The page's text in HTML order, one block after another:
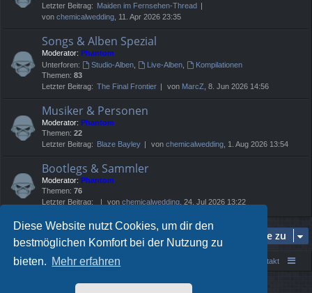
Diese Website nutzt Cookies, um dir den
bestmöglichen Komfort bei der Nutzung zu
bieten. Mehr erfahren
Letzter Beitrag: Maiden im Fernsehen-Thread
von chemicalwedding , 11. Apr 2026 23:35
Songs & Alben Spezial
Moderator: Phantom
Unterforen:
Studio-Alben, Live-Alben,
Kompilationen
Themen: 83
Letzter Beitrag: The Final Frontier von MarcZ , 8. Jun 2026 14:56
Musiker & Personen
Moderator: Phantom
Themen: 22
Letzter Beitrag: Blaze Bayley von chemicalwedding , 1. Aug 2026 13:54
Bootlegs & Sammler
Moderator: Phantom
Themen: 76
Letzter Beitrag:
von chemicalwedding , 24. Jul 2026 13:22
Gehe zu
Portal Foren-Übersicht Kontakt
Powered byphpBB® Forum Software © phpBB Limited